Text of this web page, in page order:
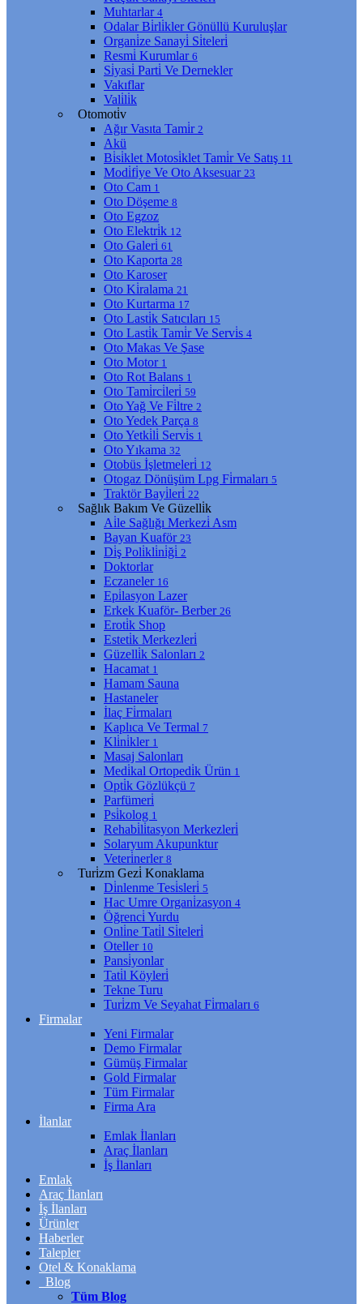
Muhtarlar 4
Odalar Bi̇rli̇kler Gönüllü Kuruluşlar
Organi̇ze Sanayi̇ Si̇teleri̇
Resmi̇ Kurumlar 6
Si̇yasi̇ Parti̇ Ve Dernekler
Vakıflar
Vali̇li̇k
Otomoti̇v
Ağır Vasıta Tami̇r 2
Akü
Bi̇si̇klet Motosi̇klet Tami̇r Ve Satış 11
Modi̇fi̇ye Ve Oto Aksesuar 23
Oto Cam 1
Oto Döşeme 8
Oto Egzoz
Oto Elektri̇k 12
Oto Galeri̇ 61
Oto Kaporta 28
Oto Karoser
Oto Ki̇ralama 21
Oto Kurtarma 17
Oto Lasti̇k Satıcıları 15
Oto Lasti̇k Tami̇r Ve Servi̇s 4
Oto Makas Ve Şase
Oto Motor 1
Oto Rot Balans 1
Oto Tami̇rci̇leri̇ 59
Oto Yağ Ve Fi̇ltre 2
Oto Yedek Parça 8
Oto Yetki̇li̇ Servi̇s 1
Oto Yıkama 32
Otobüs İşletmeleri̇ 12
Otogaz Dönüşüm Lpg Fi̇rmaları 5
Traktör Bayi̇leri̇ 22
Sağlık Bakım Ve Güzelli̇k
Ai̇le Sağlığı Merkezi̇ Asm
Bayan Kuaför 23
Di̇ş Poli̇kli̇ni̇ği̇ 2
Doktorlar
Eczaneler 16
Epi̇lasyon Lazer
Erkek Kuaför- Berber 26
Eroti̇k Shop
Esteti̇k Merkezleri̇
Güzelli̇k Salonları 2
Hacamat 1
Hamam Sauna
Hastaneler
İlaç Fi̇rmaları
Kaplıca Ve Termal 7
Kli̇ni̇kler 1
Masaj Salonları
Medi̇kal Ortopedi̇k Ürün 1
Opti̇k Gözlükçü 7
Parfümeri̇
Psi̇kolog 1
Rehabi̇li̇tasyon Merkezleri̇
Solaryum Akupunktur
Veteri̇nerler 8
Turi̇zm Gezi̇ Konaklama
Di̇nlenme Tesi̇sleri̇ 5
Hac Umre Organi̇zasyon 4
Öğrenci̇ Yurdu
Onli̇ne Tati̇l Si̇teleri̇
Oteller 10
Pansi̇yonlar
Tati̇l Köyleri̇
Tekne Turu
Turi̇zm Ve Seyahat Fi̇rmaları 6
Firmalar
Yeni Firmalar
Demo Firmalar
Gümüş Firmalar
Gold Firmalar
Tüm Firmalar
Firma Ara
İlanlar
Emlak İlanları
Araç İlanları
İş İlanları
Emlak
Araç İlanları
İş İlanları
Ürünler
Haberler
Talepler
Otel & Konaklama
Blog
Tüm Blog